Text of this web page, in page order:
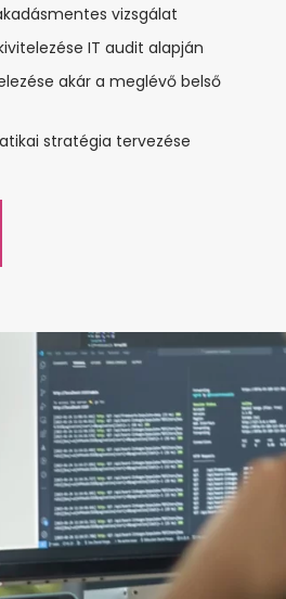
vizsgálat
IT audit alapján
akár a meglévő belső
stratégia tervezése